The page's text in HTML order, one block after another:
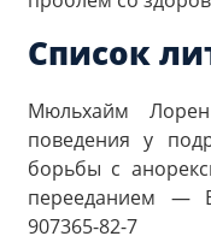
Список
Мюльхайм
поведения у
борьбы с
перееданием —
907365-82-7